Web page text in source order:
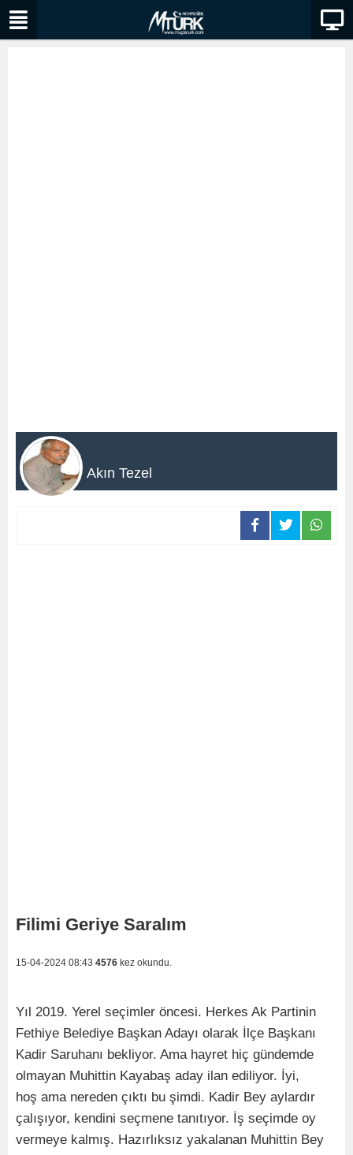
Akın Tezel
Filimi Geriye Saralım
15-04-2024 08:43 4576 kez okundu.
Yıl 2019. Yerel seçimler öncesi. Herkes Ak Partinin
Fethiye Belediye Başkan Adayı olarak İlçe Başkanı
Kadir Saruhanı bekliyor. Ama hayret hiç gündemde
olmayan Muhittin Kayabaş aday ilan ediliyor. İyi,
hoş ama nereden çıktı bu şimdi. Kadir Bey aylardır
çalışıyor, kendini seçmene tanıtıyor. İş seçimde oy
vermeye kalmış. Hazırlıksız yakalanan Muhittin Bey